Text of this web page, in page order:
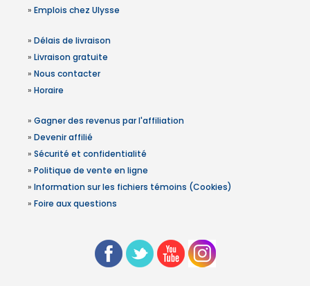
» Emplois chez Ulysse
» Délais de livraison
» Livraison gratuite
» Nous contacter
» Horaire
» Gagner des revenus par l'affiliation
» Devenir affilié
» Sécurité et confidentialité
» Politique de vente en ligne
» Information sur les fichiers témoins (Cookies)
» Foire aux questions